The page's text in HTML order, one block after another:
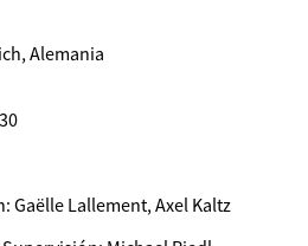
Alemania
Gaëlle Lallement, Axel Kaltz